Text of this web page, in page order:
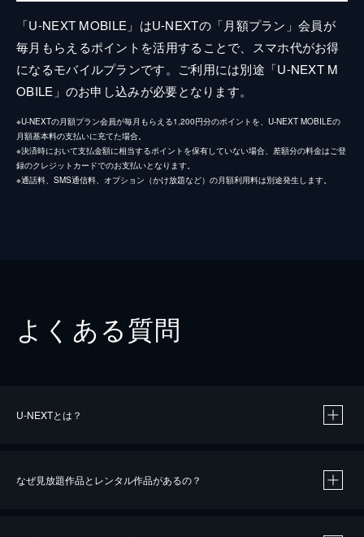
「U-NEXT MOBILE」はU-NEXTの「月額プラン」会員が
毎月もらえるポイントを活用することで、スマホ代がお得
になるモバイルプランです。ご利用には別途「U-NEXT M
OBILE」のお申し込みが必要となります。
※U-NEXTの月額プラン会員が毎月もらえる1,200円分のポイントを、U-NEXT MOBILEの
月額基本料の支払いに充てた場合。
※決済時において支払金額に相当するポイントを保有していない場合、差額分の料金はご登
録のクレジットカードでのお支払いとなります。
※通話料、SMS通信料、オプション（かけ放題など）の月額利用料は別途発生します。
よくある質問
U-NEXTとは？
なぜ見放題作品とレンタル作品があるの？